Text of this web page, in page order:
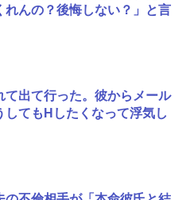
れんの？後悔しない？」と言
て出て行った。彼からメール
てもHしたくなって浮気し